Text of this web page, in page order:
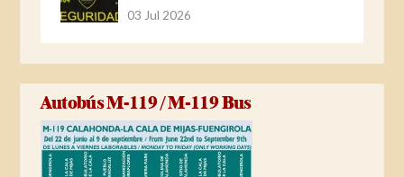
03 Jul 2026
Autobús M-119 / M-119 Bus